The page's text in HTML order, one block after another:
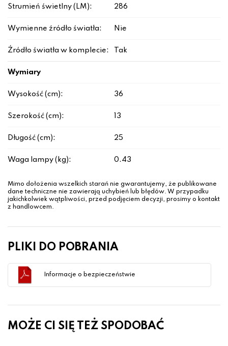
Strumień świetlny (LM): 286
Wymienne źródło światła: Nie
Źródło światła w komplecie: Tak
Wymiary
Wysokość (cm): 36
Szerokość (cm): 13
Długość (cm): 25
Waga lampy (kg): 0.43
Mimo dołożenia wszelkich starań nie gwarantujemy, że publikowane
dane techniczne nie zawierają uchybień lub błędów. W przypadku
jakichkolwiek wątpliwości, przed podjęciem decyzji, prosimy o kontakt
z handlowcem.
PLIKI DO POBRANIA
Informacje o bezpieczeństwie
MOŻE CI SIĘ TEŻ SPODOBAĆ